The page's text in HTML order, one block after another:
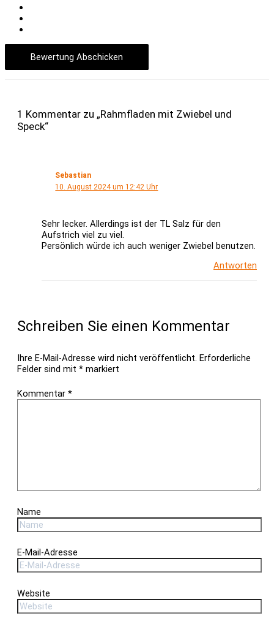
Bewertung Abschicken
1 Kommentar zu „Rahmfladen mit Zwiebel und
Speck“
Sebastian
10. August 2024 um 12:42 Uhr
Sehr lecker. Allerdings ist der TL Salz für den
Aufstrich viel zu viel.
Persönlich würde ich auch weniger Zwiebel benutzen.
Antworten
Schreiben Sie einen Kommentar
Ihre E-Mail-Adresse wird nicht veröffentlicht. Erforderliche
Felder sind mit * markiert
Kommentar *
Name
E-Mail-Adresse
Website